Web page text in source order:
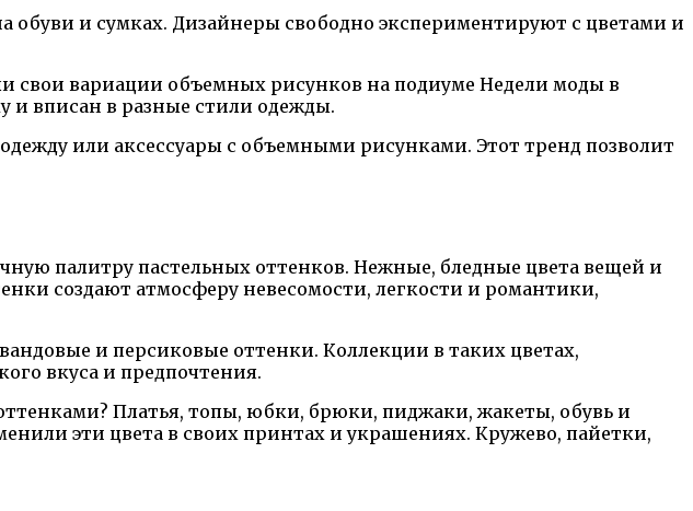
и сумках. Дизайнеры свободно экспериментируют с цветами и
свои вариации объемных рисунков на подиуме Недели моды в
и вписан в разные стили одежды.
или аксессуары с объемными рисунками. Этот тренд позволит
палитру пастельных оттенков. Нежные, бледные цвета вещей и
создают атмосферу невесомости, легкости и романтики,
и персиковые оттенки. Коллекции в таких цветах,
вкуса и предпочтения.
Платья, топы, юбки, брюки, пиджаки, жакеты, обувь и
эти цвета в своих принтах и украшениях. Кружево, пайетки,